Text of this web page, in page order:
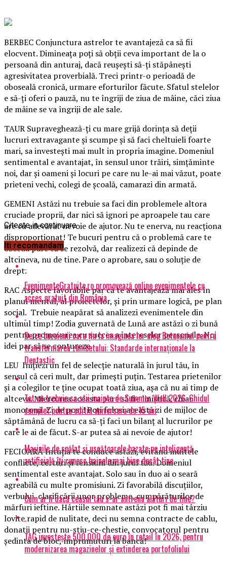
BERBEC Conjunctura astrelor te avantajeză ca să fii
elocvent. Dimineaţa poţi să obţii ceva important de la o
persoană din anturaj, dacă reuşeşti să-ţi stăpâneşti
agresivitatea proverbială. Treci printr-o perioadă de
oboseală cronică, urmare eforturilor făcute. Sfatul stelelor
e să-ţi oferi o pauză, nu te îngriji de ziua de mâine, căci ziua
de mâine se va îngriji de ale sale.
TAUR Supraveghează-ţi cu mare grijă dorinţa să deţii
lucruri extravagante şi scumpe şi să faci cheltuieli foarte
mari, sa investeşti mai mult in propria imagine.Domeniul
sentimental e avantajat, în sensul unor trăiri, simţăminte
noi, dar şi oameni şi locuri pe care nu le-ai mai văzut, poate
prieteni vechi, colegi de şcoală, camarazi din armată.
GEMENI Astăzi nu trebuie sa faci din problemele altora
cruciade proprii, dar nici să ignori pe aproapele tau care
are cu adevărat nevoie de ajutor. Nu te enerva, nu reacţiona
disproporţionat! Te bucuri pentru că o problemă care te
obseda pare că se rezolvă, dar realizezi că depinde de
altcineva, nu de tine. Pare o aprobare, sau o soluţie de
drept.
RAC Aspecte favorabile par că te avantajează mai ales în
planul mental, al proiectelor, şi prin urmare logică, pe plan
social. Trebuie neapărat să analizezi evenimentele din
ultimul timp! Zodia guvernată de Lună are astăzi o zi bună
pentru promovarea cu succes a intereselor personale. Noi
idei par să se contureze.
LEU Iniţiezi un fel de selecţie naturală în jurul tău, în
sensul că ceri mult, dar primeşti puţin. Testarea prietenilor
şi a colegilor te ţine ocupat toată ziua, aşa că nu ai timp de
altceva. Miercurea aceasta pare să fie liniştită, chiar
monotonă. Zi de post! Poţi folosi această zi de mijloc de
săptămână de lucru ca să-ţi faci un bilanţ al lucrurilor pe
care le ai de făcut. S-ar putea să ai nevoie de ajutor!
FECIOARĂ Intuţia te conduce astăzi, evitând multele
conflicte, certuri şi tensiuni din jurul tău. Domeniul
sentimental este avantajat. Solo sau în duo ai o seară
agreabilă cu multe promisiuni. Zi favorabilă discuţiilor,
verbului, clarificării unor probleme, cumpărăturilor de
mărfuri ieftine. Hârtiile semnate astăzi pot fi mai târziu
lovite rapid de nulitate, deci nu semna contracte de cablu,
donatii pentru nu-ştiu-ce-chestie, convocatorul pentru
şedinta de bloc, împrumuturi la bancă!
Citeste in continuare
Iti recomandam
EvenimenteGratuite.ro promovează online evenimentele cu
acces gratuit din România
De ce buzoienii care țin la imaginea lor aleg Botoșaniul pentru
transformarea zâmbetului: Standarde internaționale la
Dentastic
Tot ce trebuie sa stii inainte de Summer Well 2026. Ghidul
complet pentru editia aniversara de 15 ani
Mașinile de spălat și uscătoarele bazate pe inteligență
artificială îți cunosc hainele mai bine decât tine
Cum ar fi dacă ceasul tău s-ar antrena alături de tine?
TAG investește 500.000 de euro în retail în 2026, pentru
modernizarea magazinelor și extinderea portofoliului